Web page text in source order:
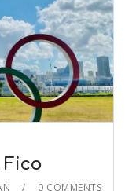
0 COMMENTS